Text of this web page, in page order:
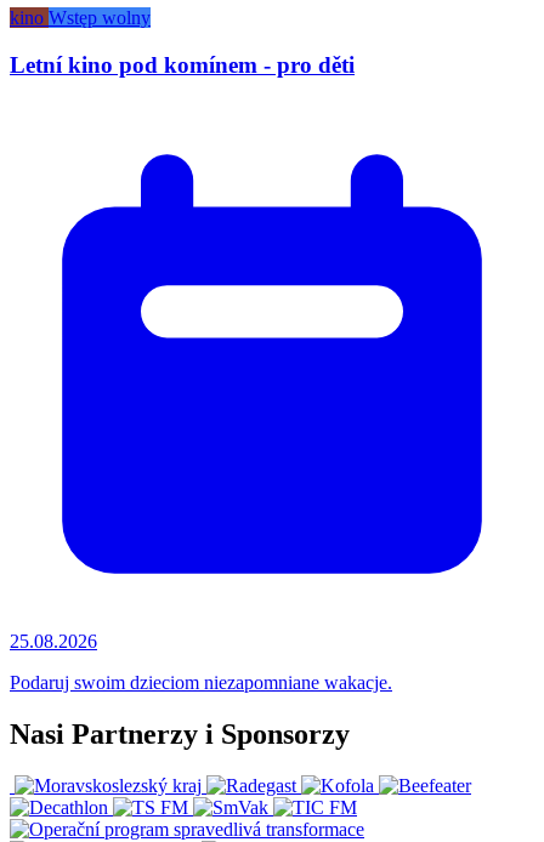
kino Wstęp wolny
Letní kino pod komínem - pro děti
25.08.2026
Podaruj swoim dzieciom niezapomniane wakacje.
Nasi Partnerzy i Sponsorzy